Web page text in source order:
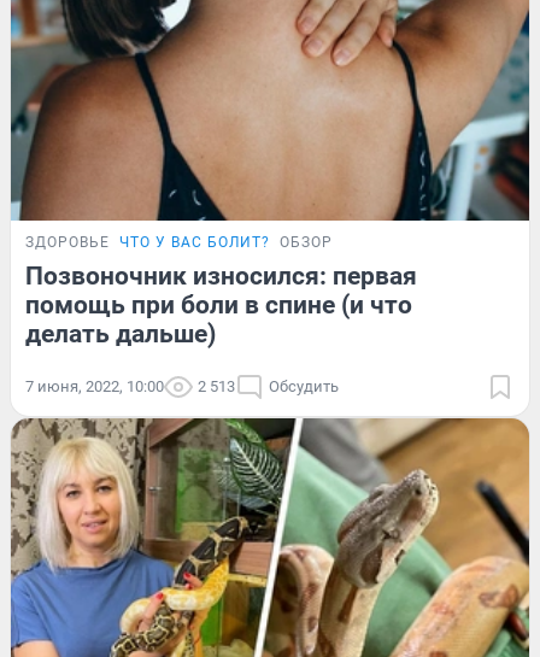
ЗДОРОВЬЕ ЧТО У ВАС БОЛИТ? ОБЗОР
Позвоночник износился: первая
помощь при боли в спине (и что
делать дальше)
7 июня, 2022, 10:00 2 513 Обсудить